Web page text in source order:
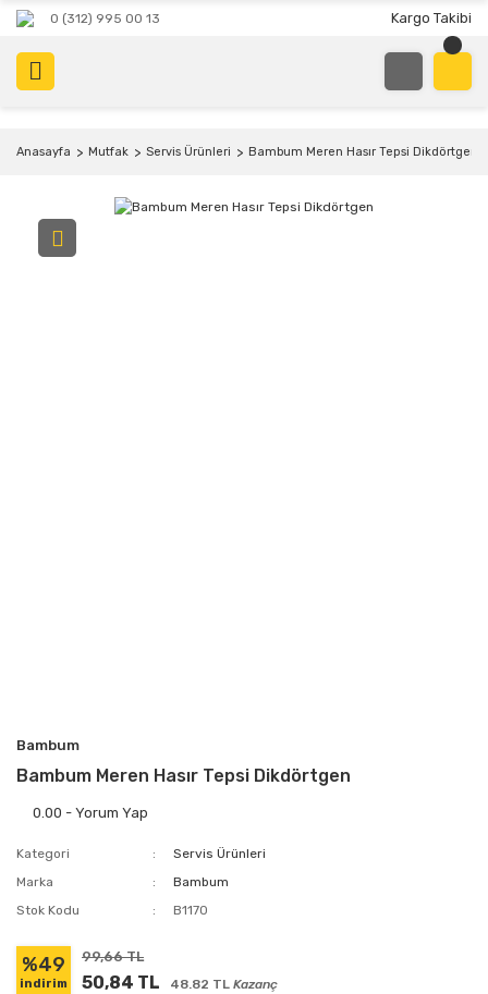
0 (312) 995 00 13 Kargo Takibi
Anasayfa Mutfak Servis Ürünleri Bambum Meren Hasır Tepsi Dikdörtgen
Bambum
Bambum Meren Hasır Tepsi Dikdörtgen
0.00 - Yorum Yap
Kategori
Servis Ürünleri
Marka
Bambum
Stok Kodu
B1170
%49
indirim
99,66 TL
50,84 TL 48.82 TL Kazanç